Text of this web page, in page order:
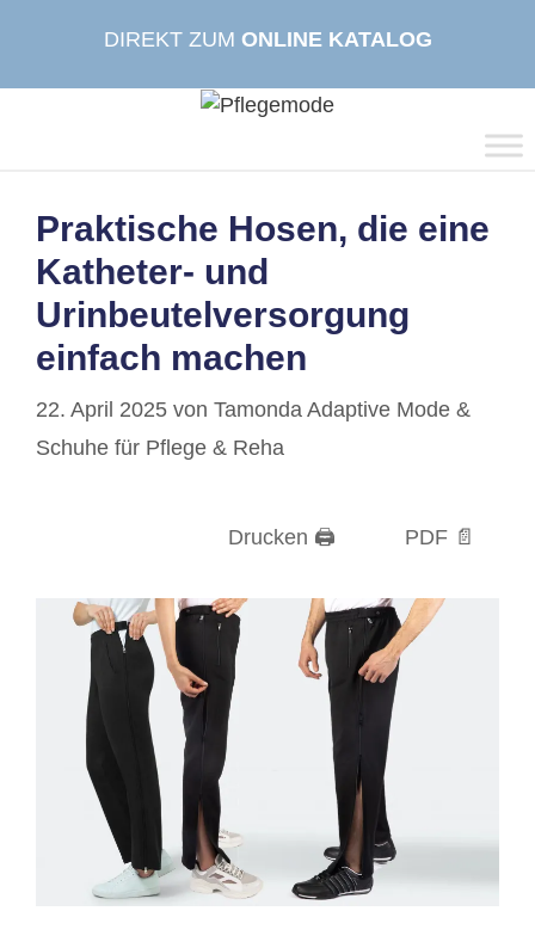
DIREKT ZUM ONLINE KATALOG
Praktische Hosen, die eine
Katheter- und
Urinbeutelversorgung
einfach machen
22. April 2025 von Tamonda Adaptive Mode &
Schuhe für Pflege & Reha
Drucken 🖨 PDF 📄